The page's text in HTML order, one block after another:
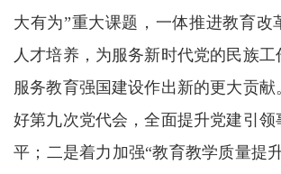
大有为”重大课题，一体推进教育改
人才培养，为服务新时代党的民族工
服务教育强国建设作出新的更大贡
好第九次党代会，全面提升党建引领
平；二是着力加强“教育教学质量提